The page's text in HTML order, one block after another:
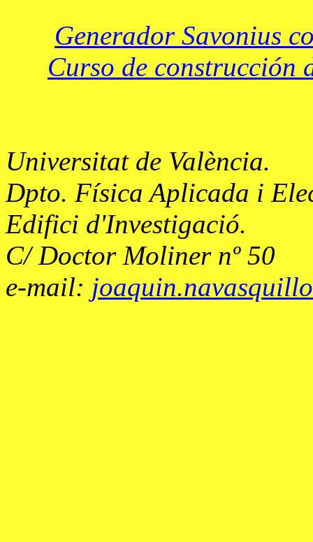
Generador Savonius
Curso de construcción
Universitatde València.
Dpto. Física Aplicada i
Edifici d'Investigació.
C/ Doctor Moliner nº 50
e-mail: